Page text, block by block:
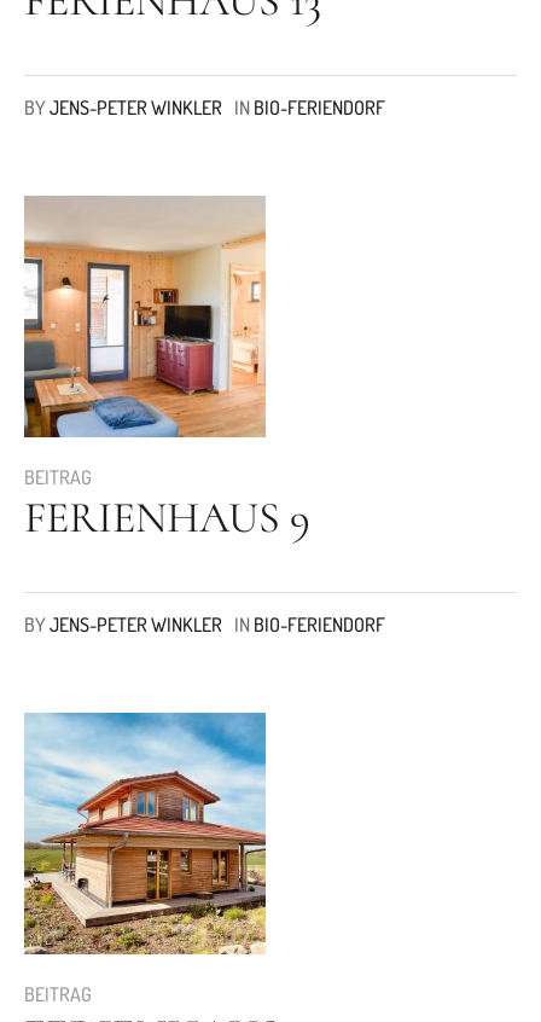
BYJENS-PETER WINKLER IN BIO-FERIENDORF
BEITRAG
FERIENHAUS 9
BYJENS-PETER WINKLER IN BIO-FERIENDORF
BEITRAG